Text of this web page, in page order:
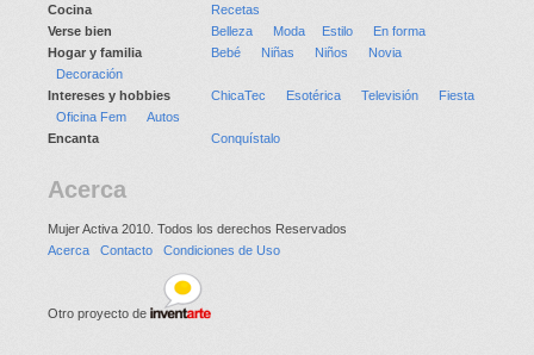
Cocina
Recetas
Verse bien
Belleza Moda Estilo
En forma
Hogar y familia
Bebé Niñas Niños
Novia
Decoración
Intereses y hobbies
ChicaTec Esotérica Televisión
Fiesta
Oficina Fem
Autos
Encanta
Conquístalo
Acerca
Mujer Activa 2010. Todos los derechos Reservados
Acerca
Contacto Condiciones de Uso
Otro proyecto de